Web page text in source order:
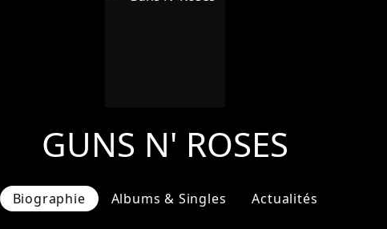
GUNS N' ROSES
Biographie Albums & Singles Actualités